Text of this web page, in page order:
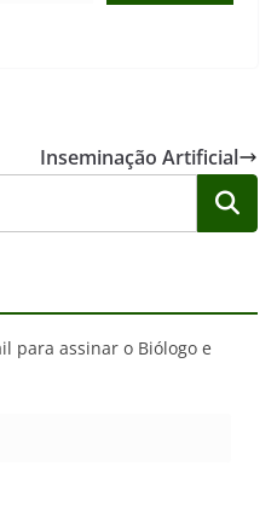
Inseminação Artificial
para assinar o Biólogo e